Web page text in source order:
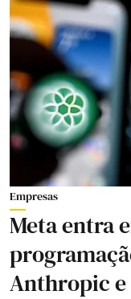
Empresas
Meta entra
Anthropic e